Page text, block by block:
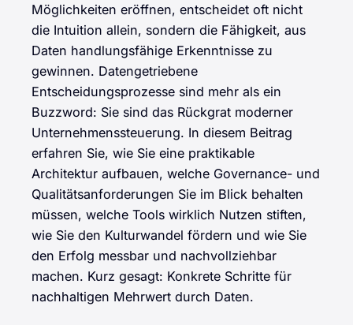
Möglichkeiten eröffnen, entscheidet oft nicht
die Intuition allein, sondern die Fähigkeit, aus
Daten handlungsfähige Erkenntnisse zu
gewinnen. Datengetriebene
Entscheidungsprozesse sind mehr als ein
Buzzword: Sie sind das Rückgrat moderner
Unternehmenssteuerung. In diesem Beitrag
erfahren Sie, wie Sie eine praktikable
Architektur aufbauen, welche Governance- und
Qualitätsanforderungen Sie im Blick behalten
müssen, welche Tools wirklich Nutzen stiften,
wie Sie den Kulturwandel fördern und wie Sie
den Erfolg messbar und nachvollziehbar
machen. Kurz gesagt: Konkrete Schritte für
nachhaltigen Mehrwert durch Daten.